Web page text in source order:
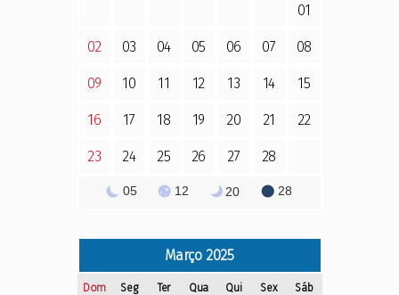
01
02 03 04 05 06 07 08
09 10 11 12 13 14 15
16 17 18 19 20 21 22
23 24 25 26 27 28
05 12 20 28
Março 2025
Dom Seg Ter Qua Qui Sex Sáb